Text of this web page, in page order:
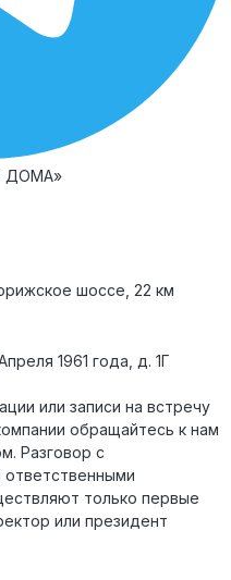
ДОМА»
шоссе, 22 км
1961 года, д. 1Г
или записи на встречу
обращайтесь к нам
Разговор с
ответственными
только первые
или президент